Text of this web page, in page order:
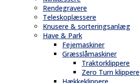
Rendegravere
Teleskoplæssere
Knusere & sorteringsanlæg
Have & Park
Fejemaskiner
Græsslåmaskiner
Traktorklippere
Zero Turn klippere